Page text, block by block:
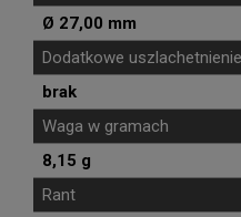
Ø 27,00 mm
Dodatkowe uszlachetnienie
brak
Waga w gramach
8,15 g
Rant